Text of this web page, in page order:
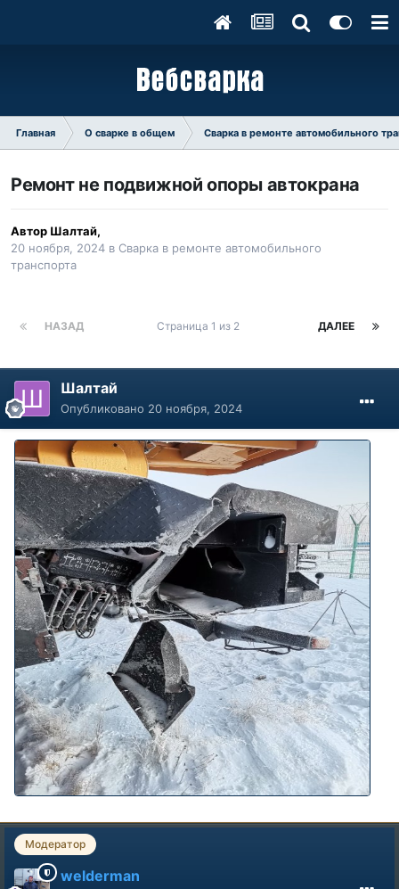
Главная О сварке в общем Сварка в ремонте автомобильного
Ремонт не подвижной опоры автокрана
Автор Шалтай,
20 ноября, 2024 в Сварка в ремонте автомобильного
транспорта
НАЗАД ДАЛЕЕ
Страница 1 из 2
Шалтай
Опубликовано 20 ноября, 2024
Модератор
welderman